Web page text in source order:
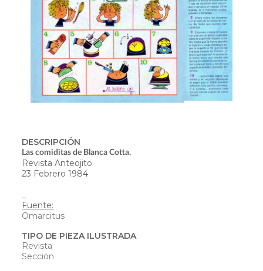
DESCRIPCIÓN
Las comiditas de Blanca Cotta.
Revista Anteojito
23 Febrero 1984
Fuente:
Omarcitus
TIPO DE PIEZA ILUSTRADA
Revista
Sección